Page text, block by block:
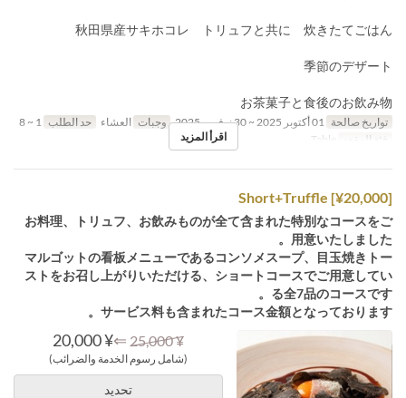
秋田県産サキホコレ トリュフと共に 炊きたてごはん
季節のデザート
お茶菓子と食後のお飲み物
تواريخ صالحة وجبات العشاء حد الطلب
فئة المقعد
اقرأ المزيد
Short+Truffle [¥20,000]
お料理、トリュフ、お飲みものが全て含まれた特別なコースをご
用意いたしました。
マルゴットの看板メニューであるコンソメスープ、目玉焼きトー
ストをお召し上がりいただける、ショートコースでご用意してい
る全7品のコースです。
サービス料も含まれたコース金額となっております。
¥ 25,000
⇐
¥ 20,000
(شامل رسوم الخدمة والضرائب)
تحديد